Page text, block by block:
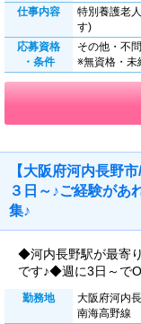
仕事内容
特別養護老
す)
応募資格
・条件
その他・不問
※無資格・未
【大阪府河内長野
３日～♪ご経験があ
集♪
◆河内長野駅が最寄
です♪◆週に3日～で
勤務地
大阪府河内
南海高野線